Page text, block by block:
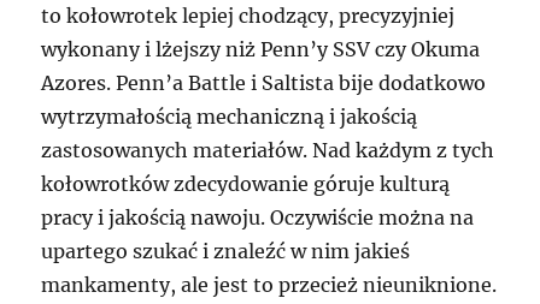
to kołowrotek lepiej chodzący, precyzyjniej
wykonany i lżejszy niż Penn’y SSV czy Okuma
Azores. Penn’a Battle i Saltista bije dodatkowo
wytrzymałością mechaniczną i jakością
zastosowanych materiałów. Nad każdym z tych
kołowrotków zdecydowanie góruje kulturą
pracy i jakością nawoju. Oczywiście można na
upartego szukać i znaleźć w nim jakieś
mankamenty, ale jest to przecież nieuniknione.